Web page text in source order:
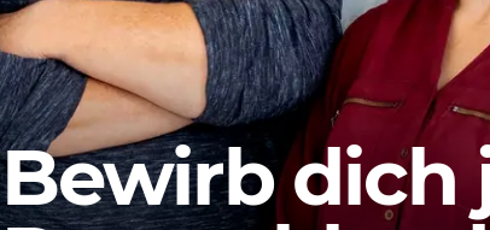
Bewirb dich